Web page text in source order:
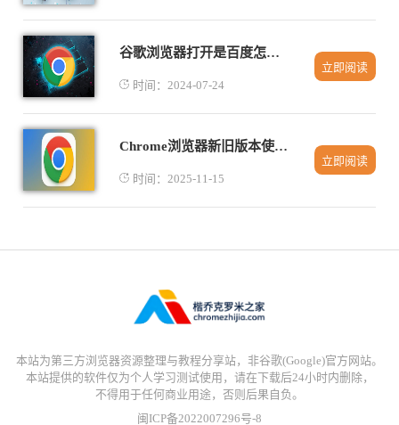
谷歌浏览器打开是百度怎么回事
时间：2024-07-24
立即阅读
Chrome浏览器新旧版本使用解析
时间：2025-11-15
立即阅读
本站为第三方浏览器资源整理与教程分享站，非谷歌(Google)官方网站。
本站提供的软件仅为个人学习测试使用，请在下载后24小时内删除，
不得用于任何商业用途，否则后果自负。
闽ICP备2022007296号-8